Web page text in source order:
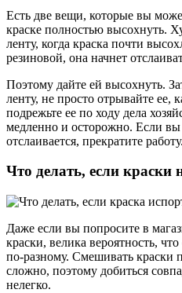
Есть две вещи, которые вы
краске полностью высохнуть.
ленту, когда краска почти
резиновой, она начнет
Поэтому дайте ей высохнуть.
ленту, не просто отрывайте ее,
подрежьте ее по ходу дела
медленно и осторожно. Если вы
отслаивается, прекратите работу.
Что делать, если краски
Даже если вы попросите в
краски, велика вероятность,
по-разному. Смешивать краски
сложно, поэтому добиться
нелегко.